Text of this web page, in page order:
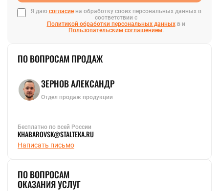
Я даю согласиена обработку своих персональных данных в
соответствии с
Политикой обработки персональных данныхв и
Пользовательским соглашением.
ПО ВОПРОСАМ ПРОДАЖ
ЗЕРНОВ АЛЕКСАНДР
Отдел продаж продукции
Бесплатно по всей России
KHABAROVSK@STALTEKA.RU
Написать письмо
ПО ВОПРОСАМ
ОКАЗАНИЯ УСЛУГ